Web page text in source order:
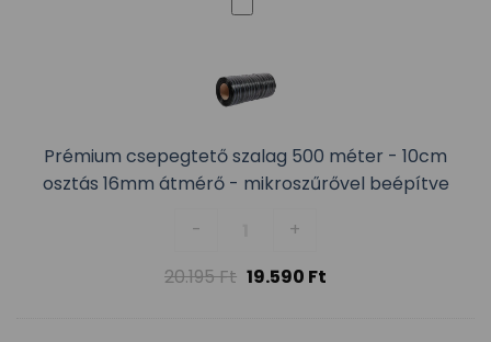
Prémium csepegtető szalag 500 méter - 10cm
osztás 16mm átmérő - mikroszűrővel beépítve
-
Prémium csepegtető szalag
+
20.195Ft 19.590 Ft